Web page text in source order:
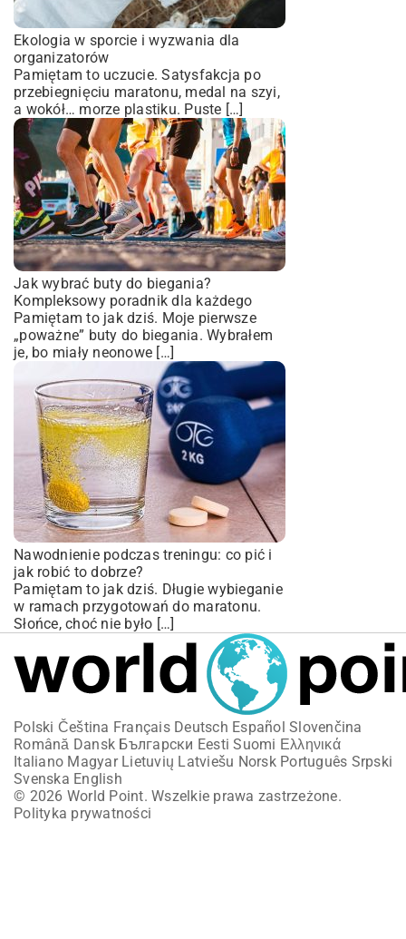
Ekologia w sporcie i wyzwania dla
organizatorów
Pamiętam to uczucie. Satysfakcja po
przebiegnięciu maratonu, medal na szyi,
a wokół… morze plastiku. Puste […]
Jak wybrać buty do biegania?
Kompleksowy poradnik dla każdego
Pamiętam to jak dziś. Moje pierwsze
„poważne” buty do biegania. Wybrałem
je, bo miały neonowe […]
Nawodnienie podczas treningu: co pić i
jak robić to dobrze?
Pamiętam to jak dziś. Długie wybieganie
w ramach przygotowań do maratonu.
Słońce, choć nie było […]
Polski Čeština Français Deutsch Español Slovenčina
Română Dansk Български Eesti Suomi Ελληνικά
Italiano Magyar Lietuvių Latviešu Norsk Português Srpski
Svenska English
© 2026 World Point. Wszelkie prawa zastrzeżone.
Polityka prywatności